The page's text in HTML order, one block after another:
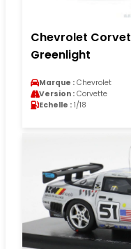
Chevrolet
Greenlight
Marque : Chevrolet
Version : Corvette
Echelle : 1/18